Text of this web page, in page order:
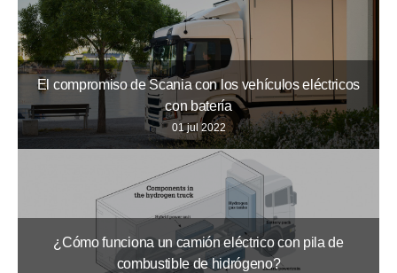
El compromiso de Scania con los vehículos eléctricos
con batería
01 jul 2022
¿Cómo funciona un camión eléctrico con pila de
combustible de hidrógeno?